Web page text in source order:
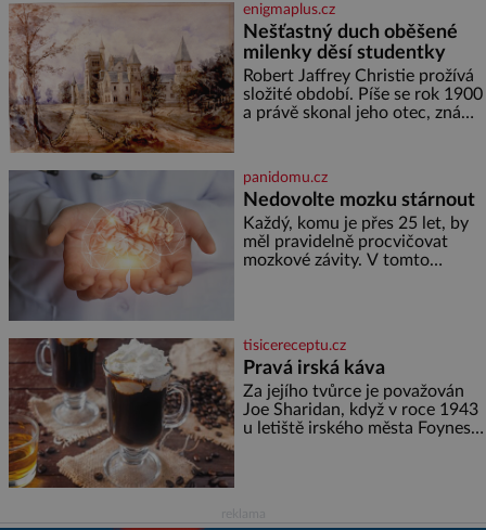
hrobku otevřít a její poklop tak
raději jen skrápí svěcenou
vodou. Za několik dní divné
burácení skutečně ustane. Když
o mnoho let později hrobku
enigmaplus.cz
Nešťastný duch oběšené
milenky děsí studentky
Robert Jaffrey Christie prožívá
složité období. Píše se rok 1900
a právě skonal jeho otec, známý
ale doprovázena ohromným
dědictvím
panidomu.cz
Nedovolte mozku stárnout
Každý, komu je přes 25 let, by
měl pravidelně procvičovat
mozkové závity. V tomto
marně v paměti lovíte název
knížky, kterou jste nedávno
přečetli. Je to opravdu tak, s
věkem jako kdyby se paměť
rozhodla stávkovat. Cvičte
tisicereceptu.cz
Pravá irská káva
Za jejího tvůrce je považován
Joe Sharidan, když v roce 1943
u letiště irského města Foynes